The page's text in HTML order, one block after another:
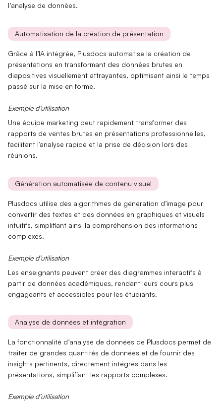
l’analyse de données.
Automatisation de la création de présentation
Grâce à l’IA intégrée, Plusdocs automatise la création de
présentations en transformant des données brutes en
diapositives visuellement attrayantes, optimisant ainsi le temps
passé sur la mise en forme.
Exemple d’utilisation
Une équipe marketing peut rapidement transformer des
rapports de ventes brutes en présentations professionnelles,
facilitant l’analyse rapide et la prise de décision lors des
réunions.
Génération automatisée de contenu visuel
Plusdocs utilise des algorithmes de génération d’image pour
convertir des textes et des données en graphiques et visuels
intuitifs, simplifiant ainsi la compréhension des informations
complexes.
Exemple d’utilisation
Les enseignants peuvent créer des diagrammes interactifs à
partir de données académiques, rendant leurs cours plus
engageants et accessibles pour les étudiants.
Analyse de données et intégration
La fonctionnalité d’analyse de données de Plusdocs permet de
traiter de grandes quantités de données et de fournir des
insights pertinents, directement intégrés dans les
présentations, simplifiant les rapports complexes.
Exemple d’utilisation